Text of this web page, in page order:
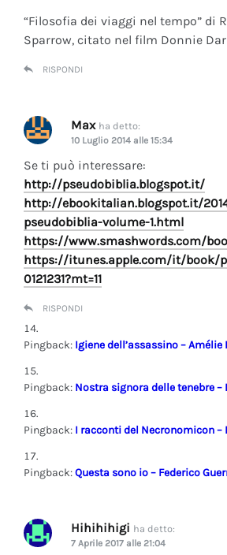
“Filosofia dei viaggi nel tempo” di
Sparrow, citato nel film Donnie
RISPONDI
Max ha detto:
10 Luglio 2014 alle 15:34
Se ti può interessare:
http://pseudobiblia.blogspot.it/
http://ebookitalian.blogspot.it/
pseudobiblia-volume-1.html
https://www.smashwords.com/
https://itunes.apple.com/it/book/
0121231?mt=11
RISPONDI
Pingback: Igiene dell’assassino –
Pingback: Nostra signora delle tenebre –
Pingback: I racconti del Necronomicon –
Pingback:Questa sono io – Federico
Hihihihigi ha detto:
7 Aprile 2017 alle 21:04